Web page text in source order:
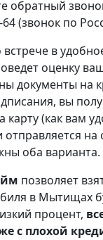
обратный
(звонок по
в
оценку
документы на
вы
(как вам
отправляется
оба варианта.
позволяет
в Мытищах
процент,
с плохой